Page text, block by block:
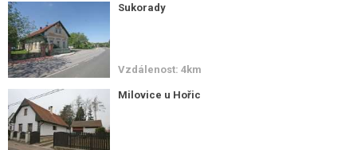
Sukorady
Vzdálenost: 4km
Milovice u Hořic